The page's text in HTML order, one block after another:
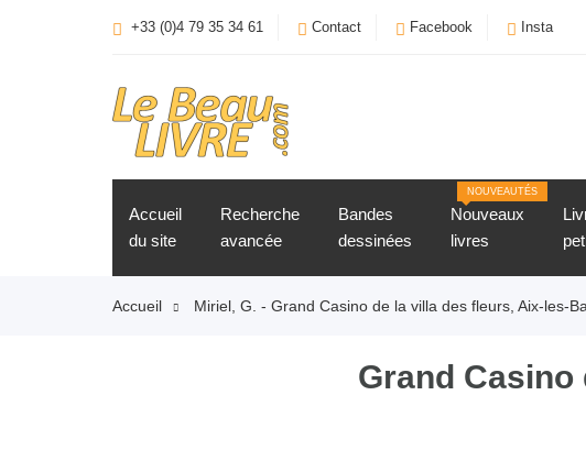
+33 (0)4 79 35 34 61 Contact Facebook Insta
Accueil
du site
Recherche
avancée
Bandes
dessinées
Nouveaux
livres
NOUVEAUTÉS
Accueil Miriel, G. - Grand Casino de la villa des fleurs, Aix-les-
Grand